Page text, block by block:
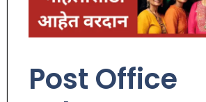
Post Office